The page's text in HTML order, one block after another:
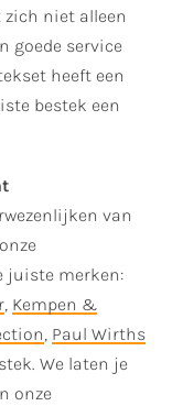
zich niet alleen
goede service
heeft een
bestek een
van
juiste merken:
, Kempen &
, Paul Wirths
We laten je
onze